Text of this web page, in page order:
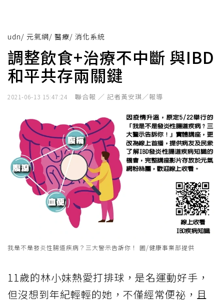
udn/ 元氣網/ 醫療/ 消化系統
調整飲食+治療不中斷 與IBD
和平共存兩關鍵
2021-06-13 15:47:24 聯合報 ／ 記者黃安琪／報導
我是不是發炎性腸道疾病？三大警示告訴你！ 圖/健康事業部提供
11歲的林小妹熱愛打排球，是名運動好手，
但沒想到年紀輕輕的她，不僅經常便祕，且